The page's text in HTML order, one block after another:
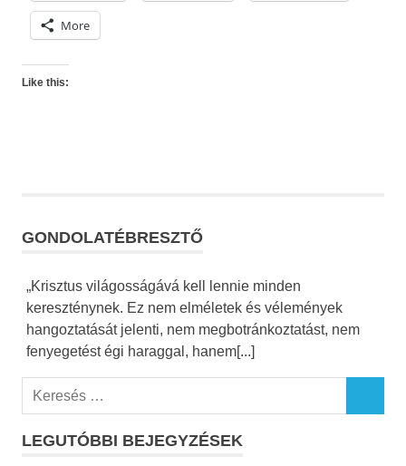
More
Like this:
GONDOLATÉBRESZTŐ
„Krisztus világosságává kell lennie minden
kereszténynek. Ez nem elméletek és vélemények
hangoztatását jelenti, nem megbotránkoztatást, nem
fenyegetést égi haraggal, hanem[...]
LEGUTÓBBI BEJEGYZÉSEK